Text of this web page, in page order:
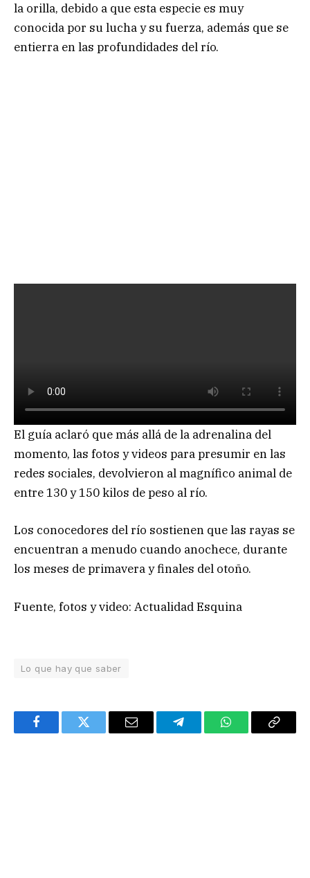
la orilla, debido a que esta especie es muy
conocida por su lucha y su fuerza, además que se
entierra en las profundidades del río.
El guía aclaró que más allá de la adrenalina del
momento, las fotos y videos para presumir en las
redes sociales, devolvieron al magnífico animal de
entre 130 y 150 kilos de peso al río.
Los conocedores del río sostienen que las rayas se
encuentran a menudo cuando anochece, durante
los meses de primavera y finales del otoño.
Fuente, fotos y video: Actualidad Esquina
Lo que hay que saber
FacebookTwitter Email TelegramWhatsAppCopy